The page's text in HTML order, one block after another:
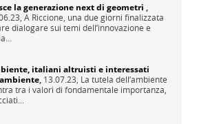
la generazione next di geometri ,
A Riccione, una due giorni finalizzata
dialogare sui temi dell’innovazione e
italiani altruisti e interessati
, 13.07.23, La tutela dell’ambiente
tra i valori di fondamentale importanza,